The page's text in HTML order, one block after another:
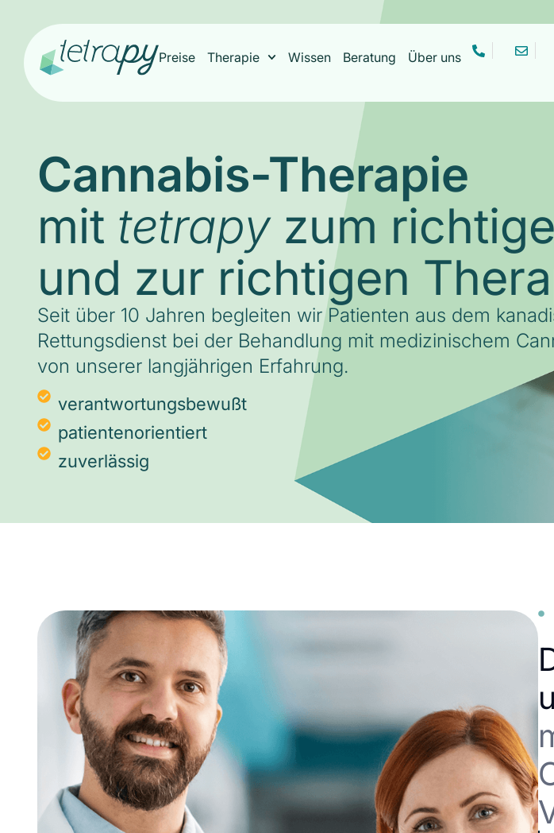
Preise Therapie Wissen Beratung Über uns
Cannabis-Therapie
mit tetrapyzum
und zur richtigen
Seit über 10 Jahren begleiten wir Patienten aus dem
Rettungsdienst bei der Behandlung mit medizinischem
von unserer langjährigen Erfahrung.
verantwortungsbewußt
patientenorientiert
zuverlässig